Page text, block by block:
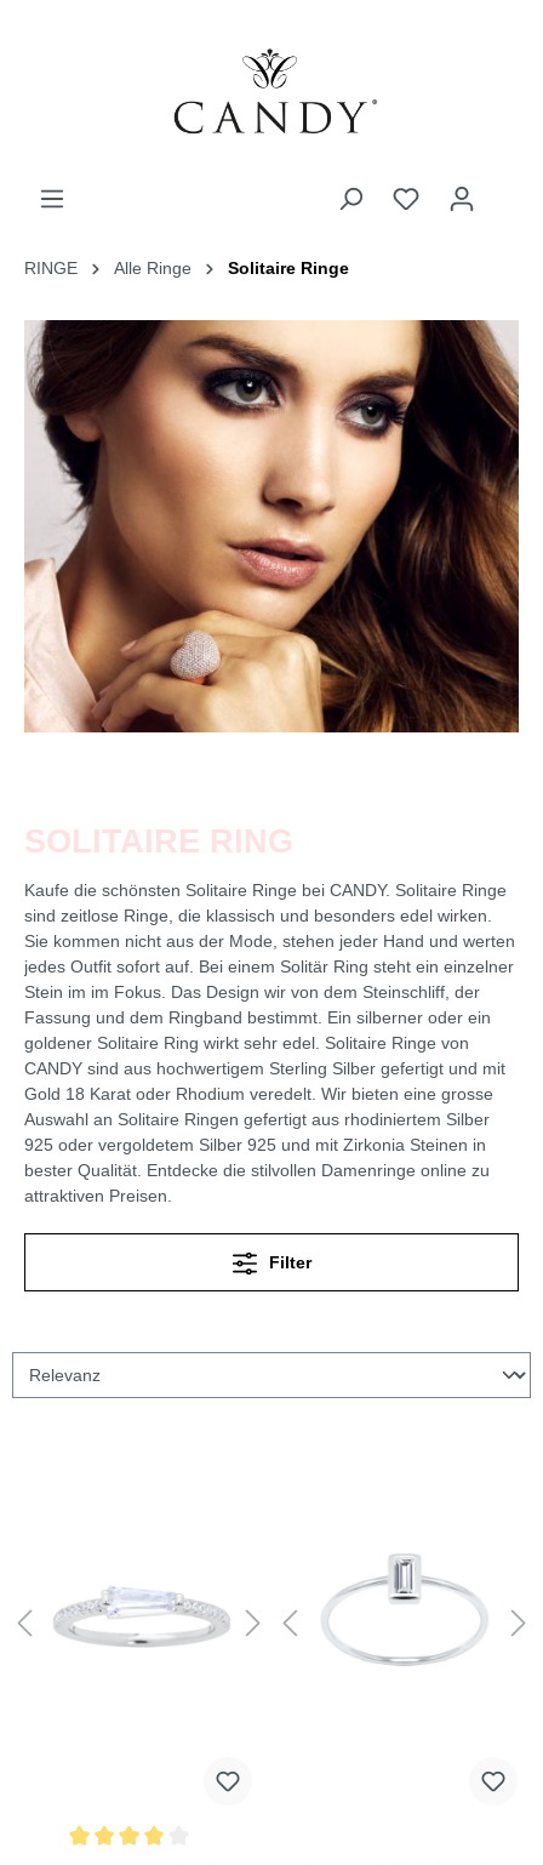
RINGE Alle Ringe Solitaire Ringe
SOLITAIRE RING
Kaufe die schönsten Solitaire Ringe bei CANDY. Solitaire Ringe
sind zeitlose Ringe, die klassisch und besonders edel wirken.
Sie kommen nicht aus der Mode, stehen jeder Hand und werten
jedes Outfit sofort auf. Bei einem Solitär Ring steht ein einzelner
Stein im im Fokus. Das Design wir von dem Steinschliff, der
Fassung und dem Ringband bestimmt. Ein silberner oder ein
goldener Solitaire Ring wirkt sehr edel. Solitaire Ringe von
CANDY sind aus hochwertigem Sterling Silber gefertigt und mit
Gold 18 Karat oder Rhodium veredelt. Wir bieten eine grosse
Auswahl an Solitaire Ringen gefertigt aus rhodiniertem Silber
925 oder vergoldetem Silber 925 und mit Zirkonia Steinen in
bester Qualität. Entdecke die stilvollen Damenringe online zu
attraktiven Preisen.
Filter